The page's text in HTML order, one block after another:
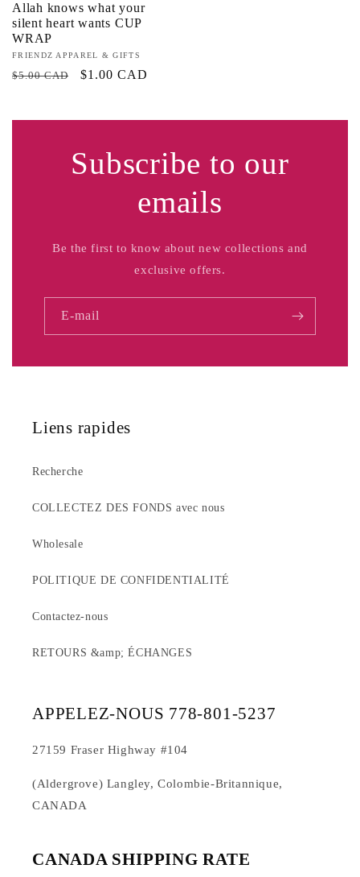
Allah knows what your
silent heart wants CUP
WRAP
Fournisseur :
FRIENDZ APPAREL & GIFTS
Prix
$5.00 CAD
Prix
$1.00 CAD
Subscribe to our
emails
Be the first to know about new collections and
exclusive offers.
E-mail
Liens rapides
Recherche
COLLECTEZ DES FONDS avec nous
Wholesale
POLITIQUE DE CONFIDENTIALITÉ
Contactez-nous
RETOURS &amp; ÉCHANGES
APPELEZ-NOUS 778-801-5237
27159 Fraser Highway #104
(Aldergrove) Langley, Colombie-Britannique,
CANADA
CANADA SHIPPING RATE